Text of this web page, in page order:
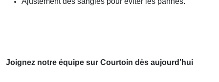
Joignez notre équipe sur Courtoin dès aujourd’hui